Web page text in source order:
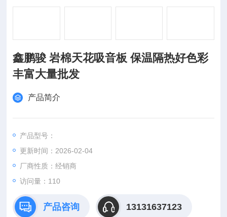
鑫鹏骏 岩棉天花吸音板 保温隔热好色彩
丰富大量批发
产品简介
产品型号：
更新时间：2026-02-04
厂商性质：经销商
访问量：110
产品咨询 13131637123